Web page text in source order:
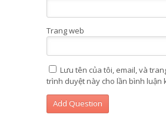
Trang web
Lưu tên của tôi, email, và
trình duyệt này cho lần bình luận